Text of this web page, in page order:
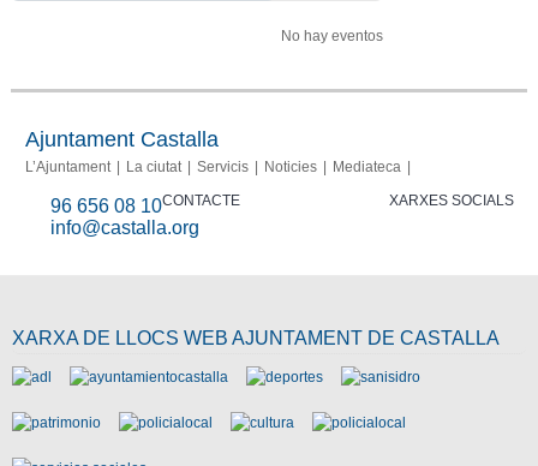
No hay eventos
Ajuntament Castalla
L’Ajuntament La ciutat Servicis Noticies
Mediateca
CONTACTE
96 656 08 10
info@castalla.org
XARXES SOCIALS
XARXA DE LLOCS WEB AJUNTAMENT DE CASTALLA